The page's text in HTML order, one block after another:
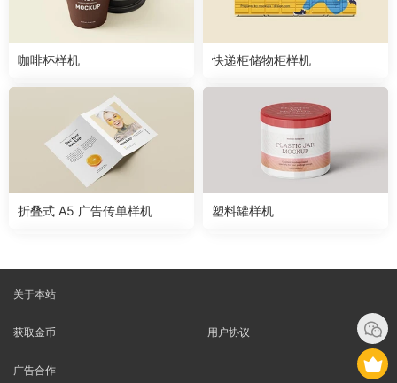
咖啡杯样机 快递柜储物柜样机
折叠式 A5 广告传单样机 塑料罐样机
关于本站
获取金币 用户协议
广告合作